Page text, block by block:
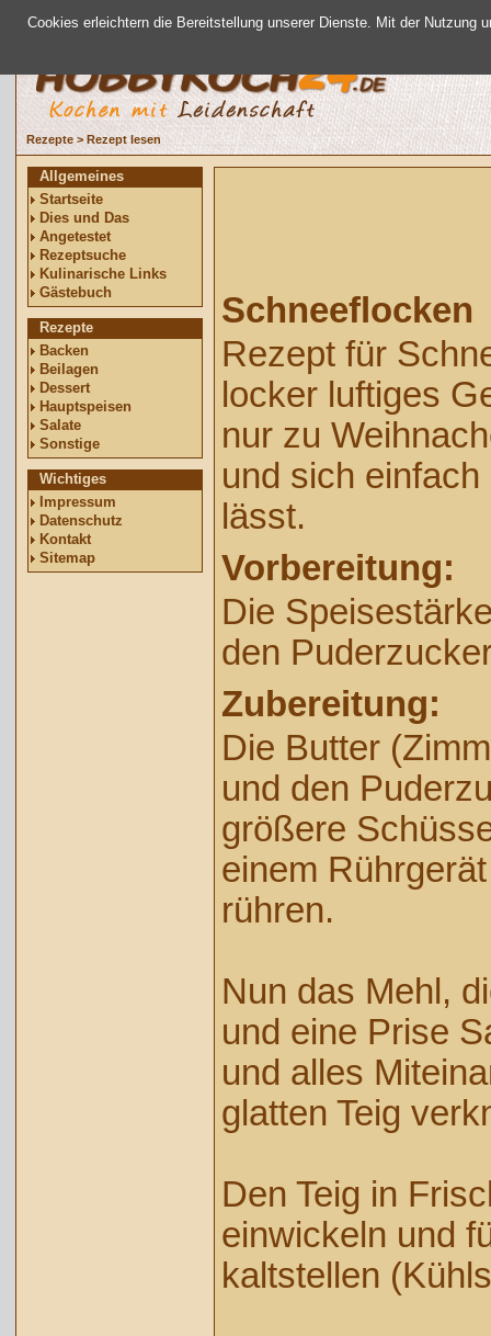
Rezepte > Rezept lesen
Allgemeines
Startseite
Dies und Das
Angetestet
Rezeptsuche
Kulinarische Links
Gästebuch
Rezepte
Backen
Beilagen
Dessert
Hauptspeisen
Salate
Sonstige
Wichtiges
Impressum
Datenschutz
Kontakt
Sitemap
Schneeflocken
Rezept für
locker luftiges
nur zu
und sich
lässt.
Vorbereitung:
Die
den
Zubereitung:
Die Butter
und den
größere
einem
rühren.
Nun das Mehl,
und eine Prise
und alles
glatten Teig
Den Teig in
einwickeln und
kaltstellen
Cookies erleichtern die Bereitstellung unserer Dienste. Mit der Nutzung